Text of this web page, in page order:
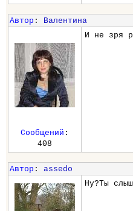
Автор : Валентина
И не зря
Сообщений :
408
Автор : assedo
Ну?Ты